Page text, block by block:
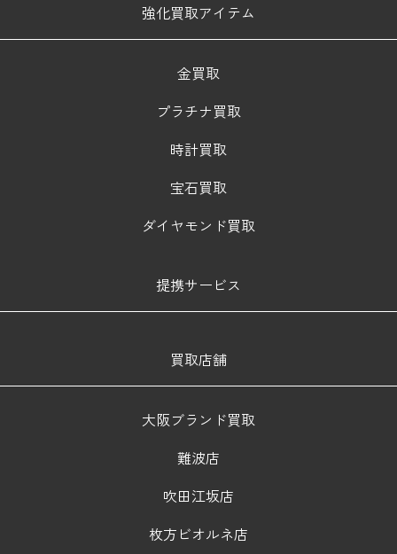
強化買取アイテム
金買取
プラチナ買取
時計買取
宝石買取
ダイヤモンド買取
提携サービス
買取店舗
大阪ブランド買取
難波店
吹田江坂店
枚方ビオルネ店